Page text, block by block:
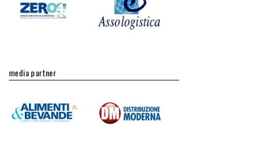
media partner